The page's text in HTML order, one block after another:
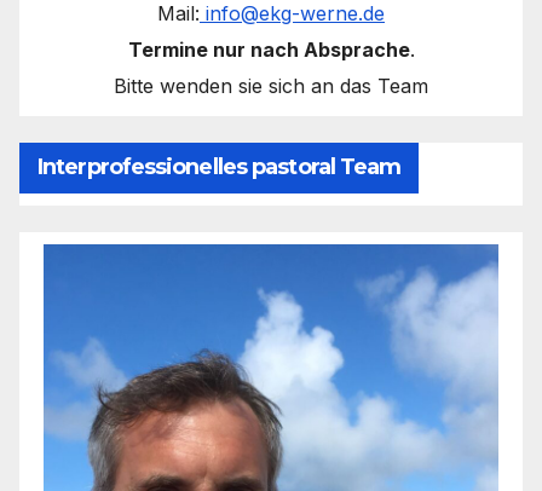
Mail: info@ekg-werne.de
Termine nur nach Absprache.
Bitte wenden sie sich an das Team
Interprofessionelles pastoral Team